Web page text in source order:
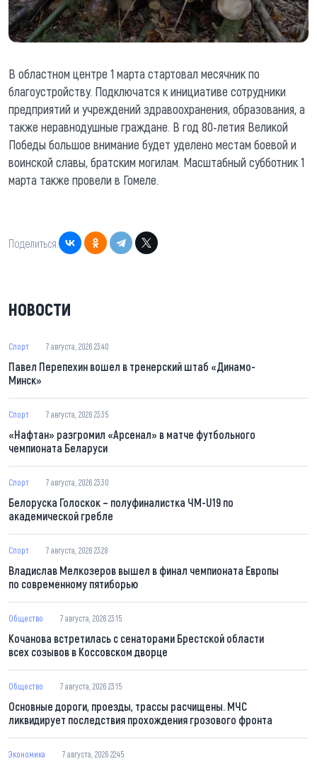
В областном центре 1 марта стартовал месячник по
благоустройству. Подключатся к инициативе сотрудники
предприятий и учреждений здравоохранения, образования, а
также неравнодушные граждане. В год 80-летия Великой
Победы большое внимание будет уделено местам боевой и
воинской славы, братским могилам. Масштабный субботник 1
марта также провели в Гомеле.
Поделиться:
НОВОСТИ
Спорт 7 августа, 2026 23:40
Павел Перепехин вошел в тренерский штаб «Динамо-
Минск»
Спорт 7 августа, 2026 23:35
«Нафтан» разгромил «Арсенал» в матче футбольного
чемпионата Беларуси
Спорт 7 августа, 2026 23:30
Белоруска Голоскок – полуфиналистка ЧМ-U19 по
академической гребле
Спорт 7 августа, 2026 23:28
Владислав Мелкозеров вышел в финал чемпионата Европы
по современному пятиборью
Общество 7 августа, 2026 23:15
Кочанова встретилась с сенаторами Брестской области
всех созывов в Коссовском дворце
Общество 7 августа, 2026 23:15
Основные дороги, проезды, трассы расчищены. МЧС
ликвидирует последствия прохождения грозового фронта
Экономика 7 августа, 2026 22:45